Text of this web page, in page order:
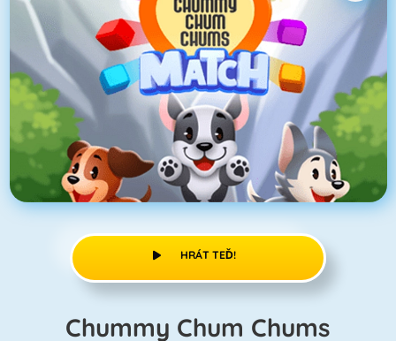
HRÁT TEĎ!
Chummy Chum Chums